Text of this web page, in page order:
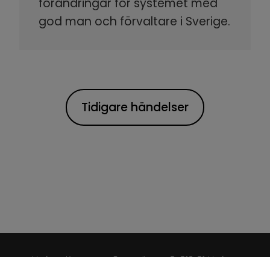
god man och förvaltare i Sverige.
Tidigare händelser